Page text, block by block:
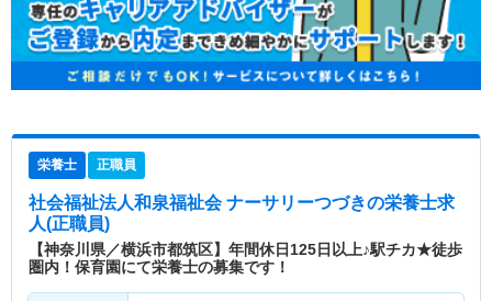
栄養士 正職員
社会福祉法人和泉福祉会 ナーサリーつづきの栄養士求
人(正職員)
【神奈川県／横浜市都筑区】年間休日125日以上♪駅チカ★徒歩
圏内！保育園にて栄養士の募集です！